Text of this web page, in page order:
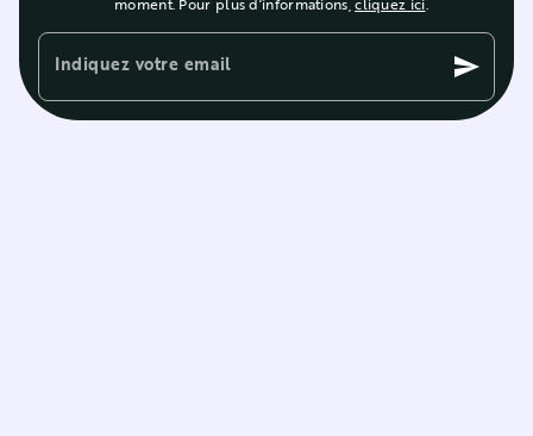
Indiquez votre email send